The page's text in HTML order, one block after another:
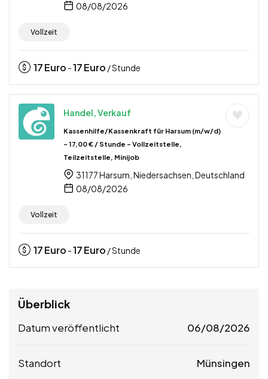
08/08/2026
Vollzeit
17Euro -17Euro / Stunde
Handel, Verkauf
Kassenhilfe/Kassenkraft für Harsum (m/w/d)
– 17,00 € / Stunde – Vollzeitstelle,
Teilzeitstelle, Minijob
31177 Harsum, Niedersachsen, Deutschland
08/08/2026
Vollzeit
17Euro -17Euro / Stunde
Überblick
Datum veröffentlicht 06/08/2026
Standort Münsingen